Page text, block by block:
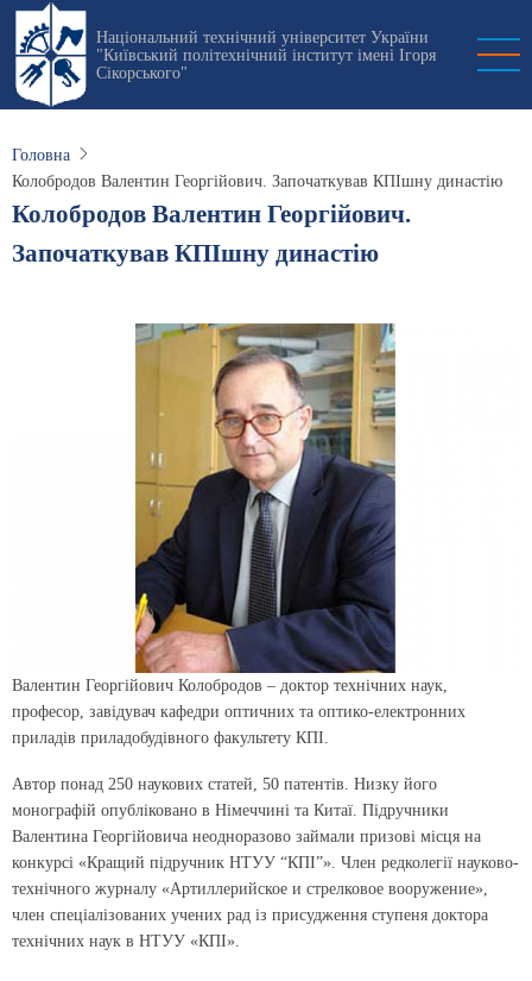
Перейти
основного
вмісту
Національний технічний університет України
"Київський політехнічний інститут імені Ігоря
Сікорського"
Головна
Колобродов Валентин Георгійович. Започаткував КПІшну династію
Колобродов Валентин Георгійович.
Започаткував КПІшну династію
Валентин Георгійович Колобродов – доктор технічних наук,
професор, завідувач кафедри оптичних та оптико-електронних
приладів приладобудівного факультету КПІ.
Автор понад 250 наукових статей, 50 патентів. Низку його
монографій опубліковано в Німеччині та Китаї. Підручники
Валентина Георгійовича неодноразово займали призові місця на
конкурсі «Кращий підручник НТУУ “КПІ”». Член редколегії науково-
технічного журналу «Артиллерийское и стрелковое вооружение»,
член спеціалізованих учених рад із присудження ступеня доктора
технічних наук в НТУУ «КПІ».